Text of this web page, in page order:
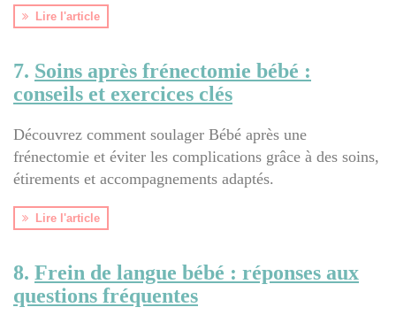
Lire l'article
7. Soins après frénectomie bébé :
conseils et exercices clés
Découvrez comment soulager Bébé après une
frénectomie et éviter les complications grâce à des soins,
étirements et accompagnements adaptés.
Lire l'article
8. Frein de langue bébé : réponses aux
questions fréquentes